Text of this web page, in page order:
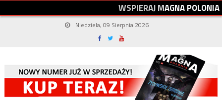
WSPIERAJMAGNAPOLONIA
Niedziela, 09 Sierpnia 2026